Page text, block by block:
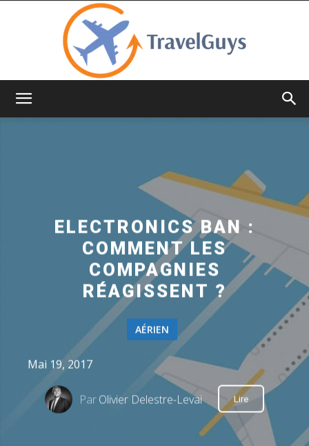
ELECTRONICS BAN :
COMMENT LES
COMPAGNIES
RÉAGISSENT ?
AÉRIEN
Mai 19, 2017
ParOlivier Delestre-Levai Lire